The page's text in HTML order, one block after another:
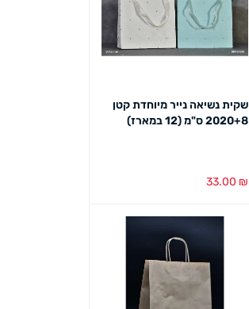
שקית נשיאה נייר מיוחדת קטן
2020+8 ס"מ (12 במארז)
33.00 ₪